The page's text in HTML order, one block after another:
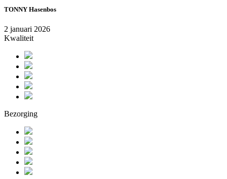
TONNY Hasenbos
2 januari 2026
Kwaliteit
Bezorging